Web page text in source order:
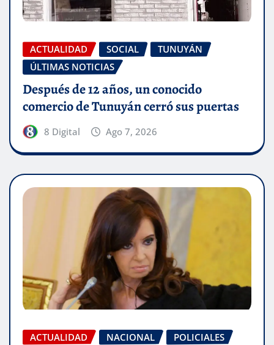
ACTUALIDAD SOCIAL
TUNUYÁN
ÚLTIMAS NOTICIAS
Después de 12 años, un conocido
comercio de Tunuyán cerró sus puertas
8 Digital Ago 7, 2026
ACTUALIDAD NACIONAL
POLICIALES